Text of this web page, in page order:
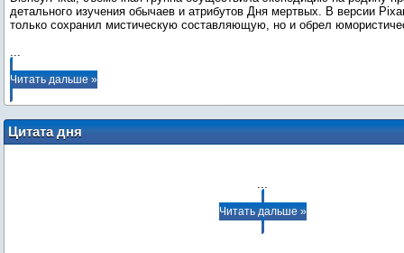
детального изучения обычаев и атрибутов Дня мертвых. В версии
...
Читать дальше »
Цитата дня
...
Читать дальше »